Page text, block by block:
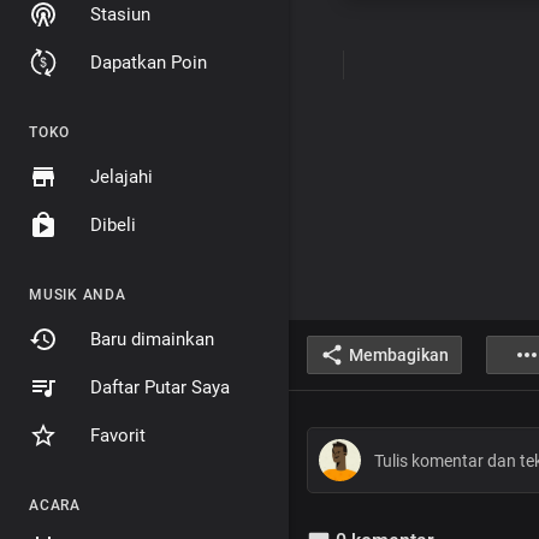
Stasiun
Dapatkan Poin
TOKO
Jelajahi
Dibeli
MUSIK ANDA
Baru dimainkan
Daftar Putar Saya
Favorit
ACARA
Membagikan